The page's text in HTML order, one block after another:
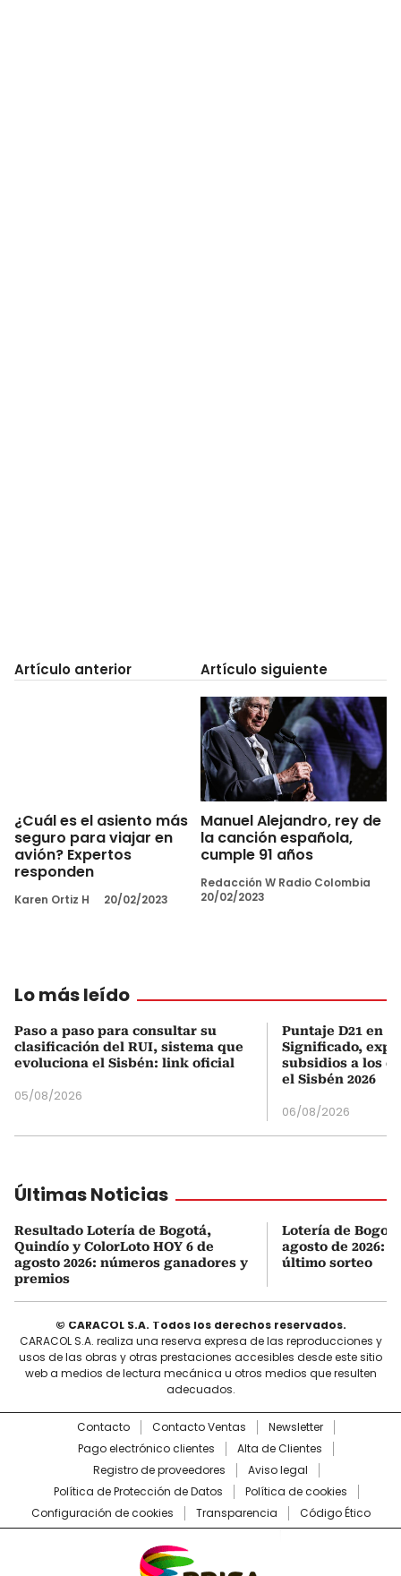
Artículo anterior
¿Cuál es el asiento más
seguro para viajar en
avión? Expertos
responden
Karen Ortiz H 20/02/2023
Artículo siguiente
Manuel Alejandro, rey de
la canción española,
cumple 91 años
Redacción W Radio Colombia
20/02/2023
Lo más leído
Paso a paso para consultar su
clasificación del RUI, sistema que
evoluciona el Sisbén: link oficial
05/08/2026
Puntaje D21 en
Significado,
subsidios a los
el Sisbén 2026
06/08/2026
Últimas Noticias
Resultado Lotería de Bogotá,
Quindío y ColorLoto HOY 6 de
agosto 2026: números ganadores y
premios
Lotería de
agosto de 2026:
último sorteo
© CARACOL S.A. Todos los derechos reservados.
CARACOL S.A. realiza una reserva expresa de las reproducciones y
usos de las obras y otras prestaciones accesibles desde este sitio
web a medios de lectura mecánica u otros medios que resulten
adecuados.
Contacto Contacto Ventas
Newsletter
Pago electrónico clientes
Alta de Clientes
Registro de proveedores
Aviso legal
Política de Protección de Datos
Política de cookies
Configuración de cookies
Transparencia Código Ético